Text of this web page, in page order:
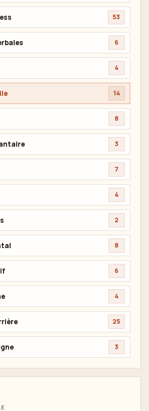
53
6
4
14
8
3
7
4
2
8
6
4
25
3